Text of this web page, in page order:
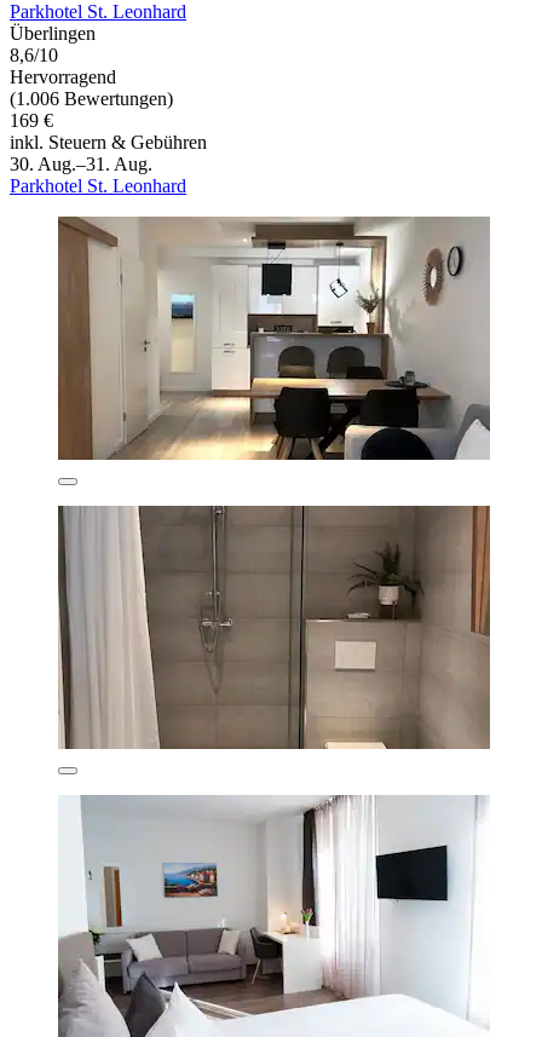
Parkhotel St. Leonhard
Überlingen
8,6/10
Hervorragend
(1.006 Bewertungen)
169 €
inkl. Steuern & Gebühren
30. Aug.–31. Aug.
Parkhotel St. Leonhard